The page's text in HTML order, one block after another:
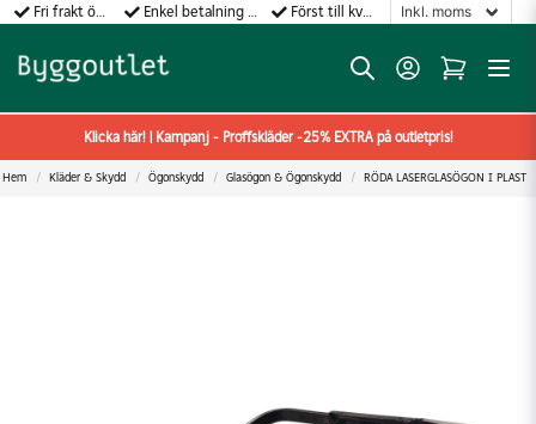
Fri frakt över 499:- Enkel betalning med Klarna Först till kvarn gäller!
Klicka här! | Kampanj - Proffskläder -25% EXTRA på outletpris!
Hem Kläder & Skydd Ögonskydd Glasögon & Ögonskydd RÖDA LASERGLASÖGON I PLAST